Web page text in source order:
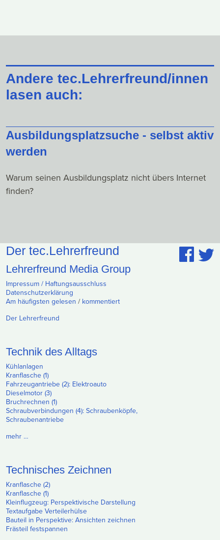
Andere tec.Lehrerfreund/innen
lasen auch:
Ausbildungsplatzsuche - selbst aktiv
werden
Warum seinen Ausbildungsplatz nicht übers Internet
finden?
Der tec.Lehrerfreund
Lehrerfreund Media Group
Impressum / Haftungsausschluss
Datenschutzerklärung
Am häufigsten gelesen / kommentiert
Der Lehrerfreund
Technik des Alltags
Kühlanlagen
Kranflasche (1)
Fahrzeugantriebe (2): Elektroauto
Dieselmotor (3)
Bruchrechnen (1)
Schraubverbindungen (4): Schraubenköpfe,
Schraubenantriebe
mehr …
Technisches Zeichnen
Kranflasche (2)
Kranflasche (1)
Kleinflugzeug: Perspektivische Darstellung
Textaufgabe Verteilerhülse
Bauteil in Perspektive: Ansichten zeichnen
Frästeil festspannen